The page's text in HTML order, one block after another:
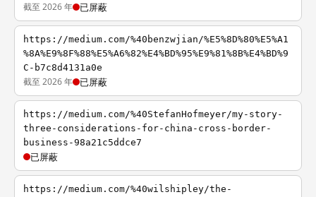
截至 2026 年 已屏蔽
https://medium.com/%40benzwjian/%E5%8D%80%E5%A1
%8A%E9%8F%88%E5%A6%82%E4%BD%95%E9%81%8B%E4%BD%9
C-b7c8d4131a0e
截至 2026 年 已屏蔽
https://medium.com/%40StefanHofmeyer/my-story-
three-considerations-for-china-cross-border-
business-98a21c5ddce7
已屏蔽
https://medium.com/%40wilshipley/the-